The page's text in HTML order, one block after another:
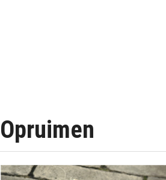
Opruimen